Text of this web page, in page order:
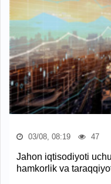
03/08, 08:19 47
Jahon iqtisodiyoti
hamkorlik va